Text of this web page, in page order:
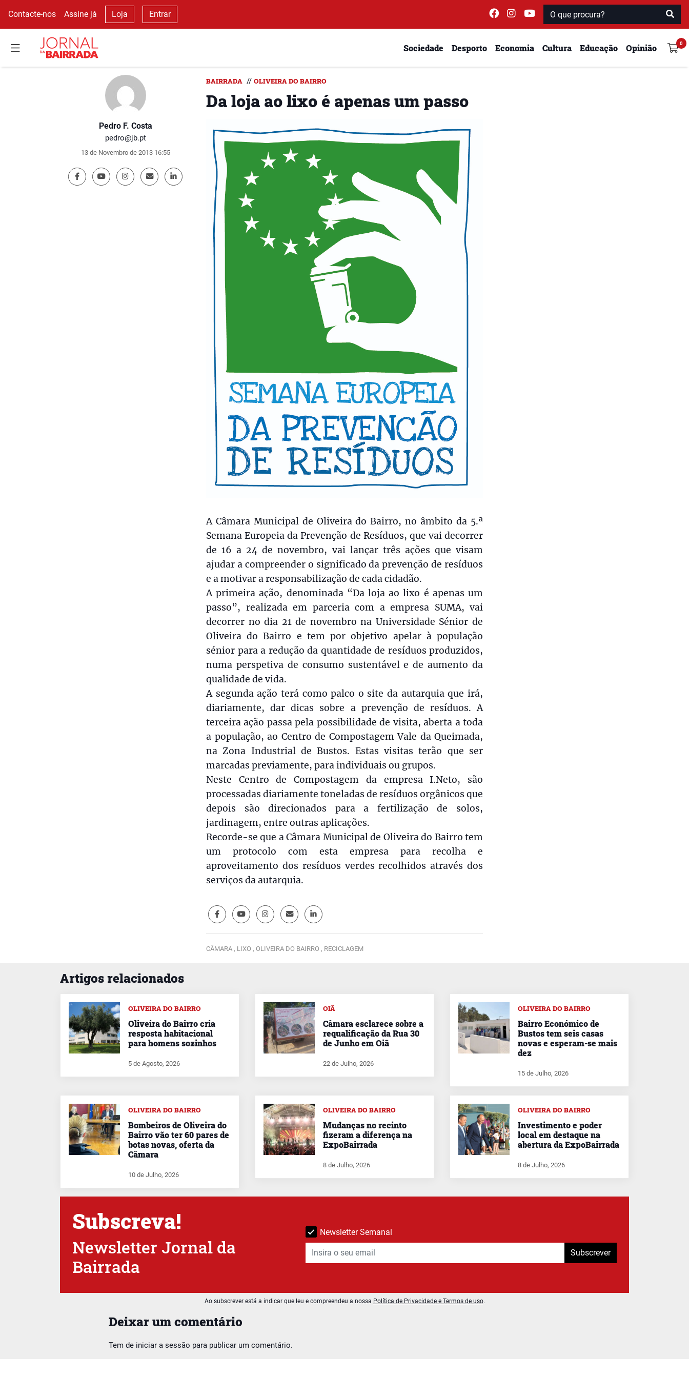
Contacte-nos Assine já Loja Entrar
Sociedade Desporto Economia Cultura Educação Opinião
Pedro F. Costa
pedro@jb.pt
13 de Novembro de 2013 16:55
BAIRRADA // OLIVEIRA DO BAIRRO
Da loja ao lixo é apenas um passo
A Câmara Municipal de Oliveira do Bairro, no âmbito da 5.ª
Semana Europeia da Prevenção de Resíduos, que vai decorrer
de 16 a 24 de novembro, vai lançar três ações que visam
ajudar a compreender o significado da prevenção de resíduos
e a motivar a responsabilização de cada cidadão.
A primeira ação, denominada “Da loja ao lixo é apenas um
passo”, realizada em parceria com a empresa SUMA, vai
decorrer no dia 21 de novembro na Universidade Sénior de
Oliveira do Bairro e tem por objetivo apelar à população
sénior para a redução da quantidade de resíduos produzidos,
numa perspetiva de consumo sustentável e de aumento da
qualidade de vida.
A segunda ação terá como palco o site da autarquia que irá,
diariamente, dar dicas sobre a prevenção de resíduos. A
terceira ação passa pela possibilidade de visita, aberta a toda
a população, ao Centro de Compostagem Vale da Queimada,
na Zona Industrial de Bustos. Estas visitas terão que ser
marcadas previamente, para individuais ou grupos.
Neste Centro de Compostagem da empresa I.Neto, são
processadas diariamente toneladas de resíduos orgânicos que
depois são direcionados para a fertilização de solos,
jardinagem, entre outras aplicações.
Recorde-se que a Câmara Municipal de Oliveira do Bairro tem
um protocolo com esta empresa para recolha e
aproveitamento dos resíduos verdes recolhidos através dos
serviços da autarquia.
CÂMARA , LIXO , OLIVEIRA DO BAIRRO , RECICLAGEM
Artigos relacionados
Deixar um comentário
Tem de iniciar a sessão para publicar um comentário.
OLIVEIRA DO BAIRRO
Oliveira do Bairro cria
resposta habitacional
para homens sozinhos
5 de Agosto, 2026
OIÃ
Câmara esclarece sobre a
requalificação da Rua 30
de Junho em Oiã
22 de Julho, 2026
OLIVEIRA DO BAIRRO
Bairro Económico de
Bustos tem seis casas
novas e esperam-se mais
dez
15 de Julho, 2026
OLIVEIRA DO BAIRRO
Bombeiros de Oliveira do
Bairro vão ter 60 pares de
botas novas, oferta da
Câmara
10 de Julho, 2026
OLIVEIRA DO BAIRRO
Mudanças no recinto
fizeram a diferença na
ExpoBairrada
8 de Julho, 2026
OLIVEIRA DO BAIRRO
Investimento e poder
local em destaque na
abertura da ExpoBairrada
8 de Julho, 2026
Subscreva!
Newsletter Jornal da
Bairrada
Newsletter Semanal
Subscrever
Ao subscrever está a indicar que leu e compreendeu a nossa Política de Privacidade e Termos de uso.